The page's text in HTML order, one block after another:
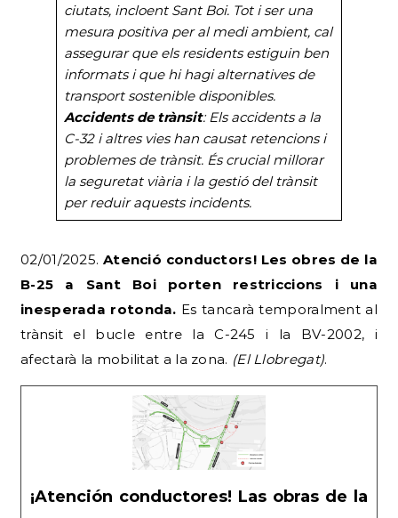
ciutats, incloent Sant Boi. Tot i ser una
mesura positiva per al medi ambient, cal
assegurar que els residents estiguin ben
informats i que hi hagi alternatives de
transport sostenible disponibles.
Accidents de trànsit: Els accidents a la
C-32 i altres vies han causat retencions i
problemes de trànsit. És crucial millorar
la seguretat viària i la gestió del trànsit
per reduir aquests incidents.
02/01/2025. Atenció conductors! Les obres de la
B-25 a Sant Boi porten restriccions i una
inesperada rotonda. Es tancarà temporalment al
trànsit el bucle entre la C-245 i la BV-2002, i
afectarà la mobilitat a la zona. (El Llobregat).
¡Atención conductores! Las obras de la